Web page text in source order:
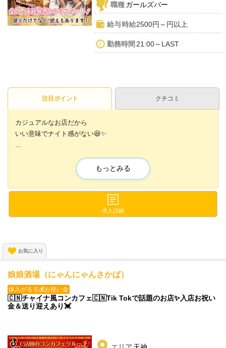
職種ガールズバー
給与時給2500円～円以上
勤務時間 21:00～LAST
注目ポイント クチコミ
カジュアルなお店だから
いい意味でナイト感がない😆✨
未経験の方でも始めやすいんです🐥💞
✨時給＋高額バック＋ボーナス✨
✨露出少なめのオリジナルシャツ✨
✨送りだけでなくお迎えもある✨
＜ドライバー＞も同時募集中です🙌💓
もっとみる
求人詳細
お気に入り
娘娘酒場（にゃんにゃんさかば）
体入がるる💰お祝い金
🇨🇳チャイナ風コンカフェ🇨🇳Tik Tokで話題のお店✨入店お祝い
金＆送り迎えあり💓